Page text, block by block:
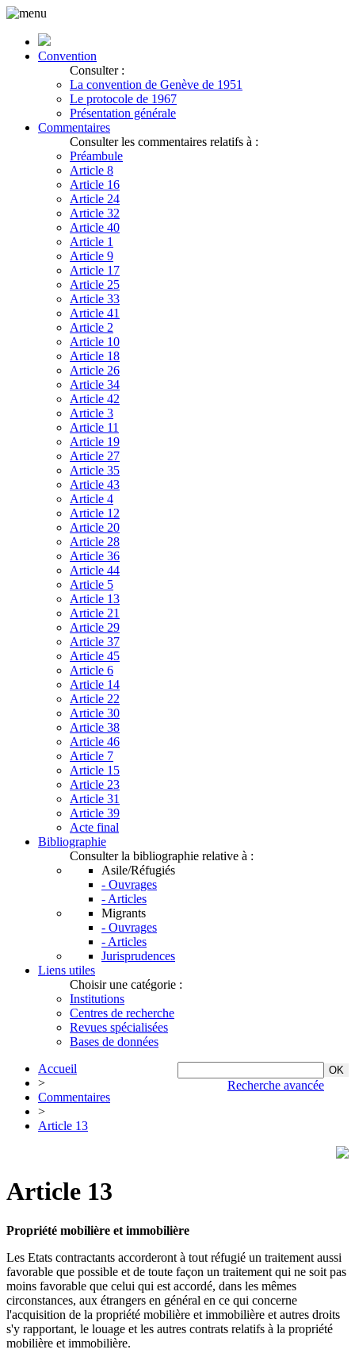
Convention
Consulter :
La convention de Genève de 1951
Le protocole de 1967
Présentation générale
Commentaires
Consulter les commentaires relatifs à :
Préambule
Article 8
Article 16
Article 24
Article 32
Article 40
Article 1
Article 9
Article 17
Article 25
Article 33
Article 41
Article 2
Article 10
Article 18
Article 26
Article 34
Article 42
Article 3
Article 11
Article 19
Article 27
Article 35
Article 43
Article 4
Article 12
Article 20
Article 28
Article 36
Article 44
Article 5
Article 13
Article 21
Article 29
Article 37
Article 45
Article 6
Article 14
Article 22
Article 30
Article 38
Article 46
Article 7
Article 15
Article 23
Article 31
Article 39
Acte final
Bibliographie
Consulter la bibliographie relative à :
Asile/Réfugiés
- Ouvrages
- Articles
Migrants
- Ouvrages
- Articles
Jurisprudences
Liens utiles
Choisir une catégorie :
Institutions
Centres de recherche
Revues spécialisées
Bases de données
Recherche avancée
Accueil
>
Commentaires
>
Article 13
Article 13
Propriété mobilière et immobilière
Les Etats contractants accorderont à tout réfugié un traitement aussi
favorable que possible et de toute façon un traitement qui ne soit pas
moins favorable que celui qui est accordé, dans les mêmes
circonstances, aux étrangers en général en ce qui concerne
l'acquisition de la propriété mobilière et immobilière et autres droits
s'y rapportant, le louage et les autres contrats relatifs à la propriété
mobilière et immobilière.